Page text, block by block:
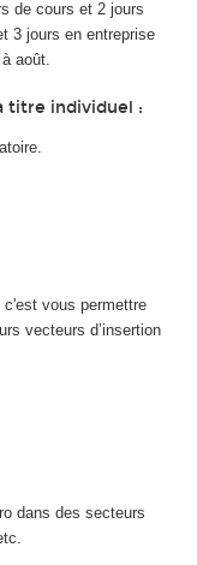
de cours et 2 jours
3 jours en entreprise
août.
titre individuel :
c'est vous permettre
vecteurs d’insertion
dans des secteurs